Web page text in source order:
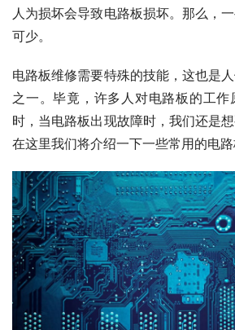
人为损坏会导致电路板损坏。那么，
可少。
电路板维修需要特殊的技能，这也是
之一。毕竟，许多人对电路板的工
时，当电路板出现故障时，我们还是
在这里我们将介绍一下一些常用的电路